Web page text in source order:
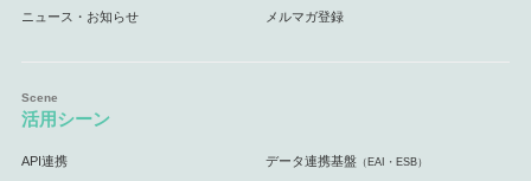
ニュース・お知らせ メルマガ登録
活用シーン
API連携 データ連携基盤 （EAI・ESB）